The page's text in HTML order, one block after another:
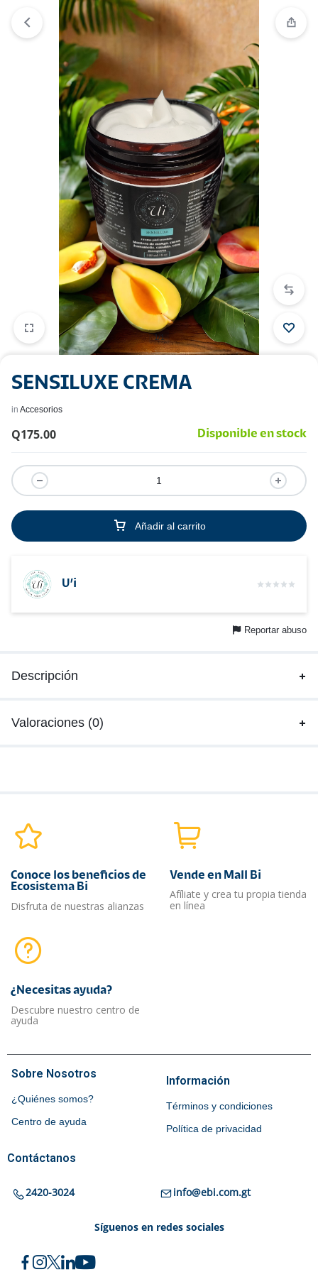
1/1
SENSILUXE CREMA
in Accesorios
Q175.00 Disponible en stock
Añadir al carrito
U’i
Reportar abuso
Descripción
Valoraciones (0)
Conoce los beneficios de
Ecosistema Bi
Disfruta de nuestras alianzas
Vende en Mall Bi
Afíliate y crea tu propia tienda
en línea
¿Necesitas ayuda?​
Descubre nuestro centro de
ayuda
Sobre Nosotros
¿Quiénes somos?
Centro de ayuda
Información
Términos y condiciones
Política de privacidad
Contáctanos
2420-3024 info@ebi.com.gt
Síguenos en redes sociales